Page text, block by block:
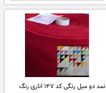
نمد دو میل رنگی کد 147 اناری رنگ